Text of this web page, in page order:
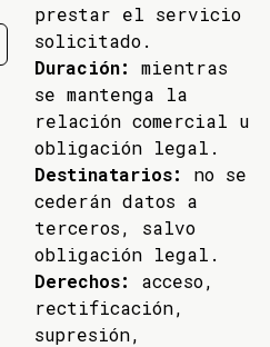
prestar el servicio
solicitado.
Duración:
mientras
se mantenga la
relación comercial u
obligación legal.
Destinatarios:
no se
cederán datos a
terceros, salvo
obligación legal.
Derechos:
acceso,
rectificación,
supresión,